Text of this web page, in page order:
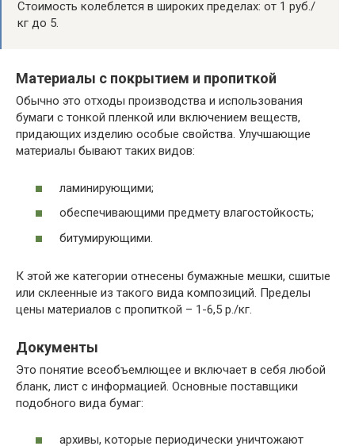
Стоимость колеблется в широких пределах: от 1 руб./
кг до 5.
Материалы с покрытием и пропиткой
Обычно это отходы производства и использования
бумаги с тонкой пленкой или включением веществ,
придающих изделию особые свойства. Улучшающие
материалы бывают таких видов:
ламинирующими;
обеспечивающими предмету влагостойкость;
битумирующими.
К этой же категории отнесены бумажные мешки, сшитые
или склеенные из такого вида композиций. Пределы
цены материалов с пропиткой – 1-6,5 р./кг.
Документы
Это понятие всеобъемлющее и включает в себя любой
бланк, лист с информацией. Основные поставщики
подобного вида бумаг:
архивы, которые периодически уничтожают